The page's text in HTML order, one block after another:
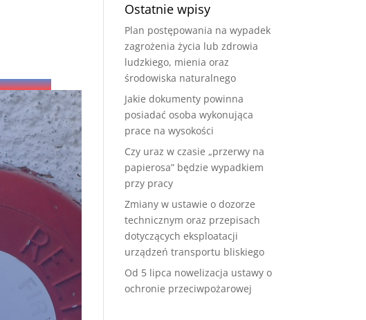
Ostatnie wpisy
Plan postępowania na wypadek
zagrożenia życia lub zdrowia
ludzkiego, mienia oraz
środowiska naturalnego
Jakie dokumenty powinna
posiadać osoba wykonująca
prace na wysokości
Czy uraz w czasie „przerwy na
papierosa” będzie wypadkiem
przy pracy
Zmiany w ustawie o dozorze
technicznym oraz przepisach
dotyczących eksploatacji
urządzeń transportu bliskiego
Od 5 lipca nowelizacja ustawy o
ochronie przeciwpożarowej